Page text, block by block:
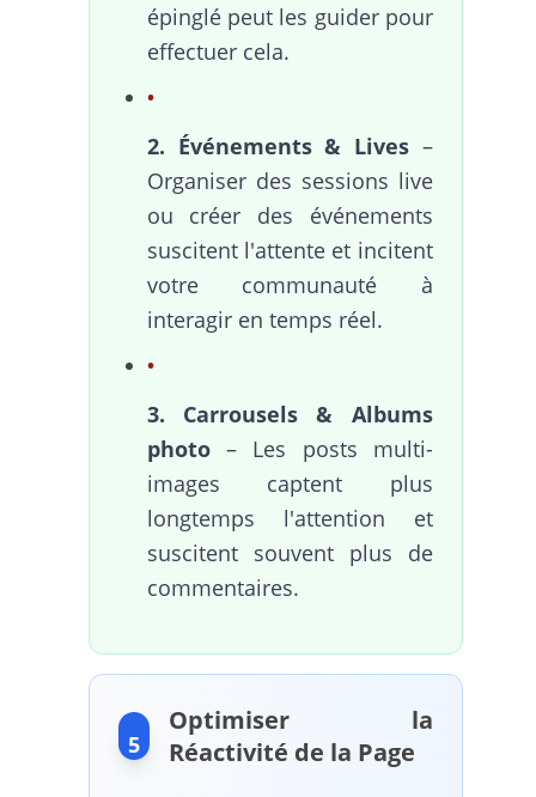
épinglé peut les guider pour
effectuer cela.
2. Événements & Lives –
Organiser des sessions live
ou créer des événements
suscitent l'attente et incitent
votre communauté à
interagir en temps réel.
3. Carrousels & Albums
photo– Les posts multi-
images captent plus
longtemps l'attention et
suscitent souvent plus de
commentaires.
5
Optimiser la
Réactivité de la Page